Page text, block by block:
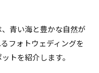
青い海と豊かな自然が
フォトウェディングを
トを紹介します。